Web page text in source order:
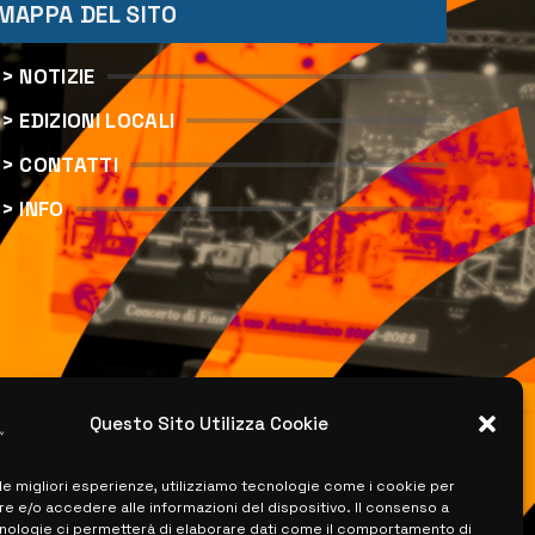
Questo Sito Utilizza Cookie
migliori esperienze, utilizziamo tecnologie come i cookie per
e/o accedere alle informazioni del dispositivo. Il consenso a
ci permetterà di elaborare dati come il comportamento di
DEL SITO
> NOTIZIE
> EDIZIONI LOCALI
> CONTATTI
> INFO